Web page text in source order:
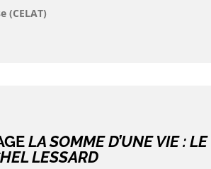
(CELAT)
LA SOMME D’UNE VIE :
LESSARD